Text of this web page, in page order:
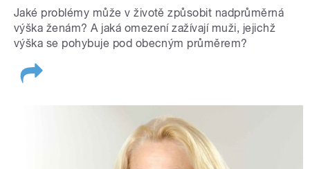
Jaké problémy může v životě způsobit nadprůměrná
výška ženám? A jaká omezení zažívají muži, jejichž
výška se pohybuje pod obecným průměrem?